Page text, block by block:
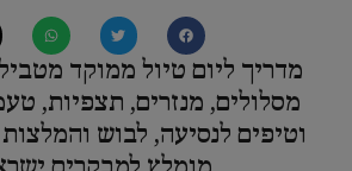
מדריך ליום טיול ממוקד
מסלולים, מנזרים, תצפיות,
וטיפים לנסיעה, לבוש